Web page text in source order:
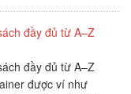
đầy đủ từ A–Z
đầy đủ từ A–Z
được ví như